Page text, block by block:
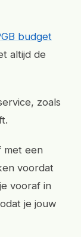
budget
altijd de
zoals
met een
voordat
vooraf in
je jouw